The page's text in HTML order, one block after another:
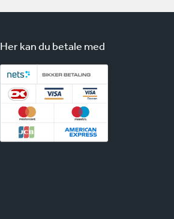
Her kan du betale med